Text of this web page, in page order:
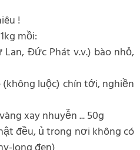
!
mồi:
Đức Phát v.v.) bào nhỏ,
luộc) chín tới, nghiền
xay nhuyễn ... 50g
đều, ủ trong nơi không có